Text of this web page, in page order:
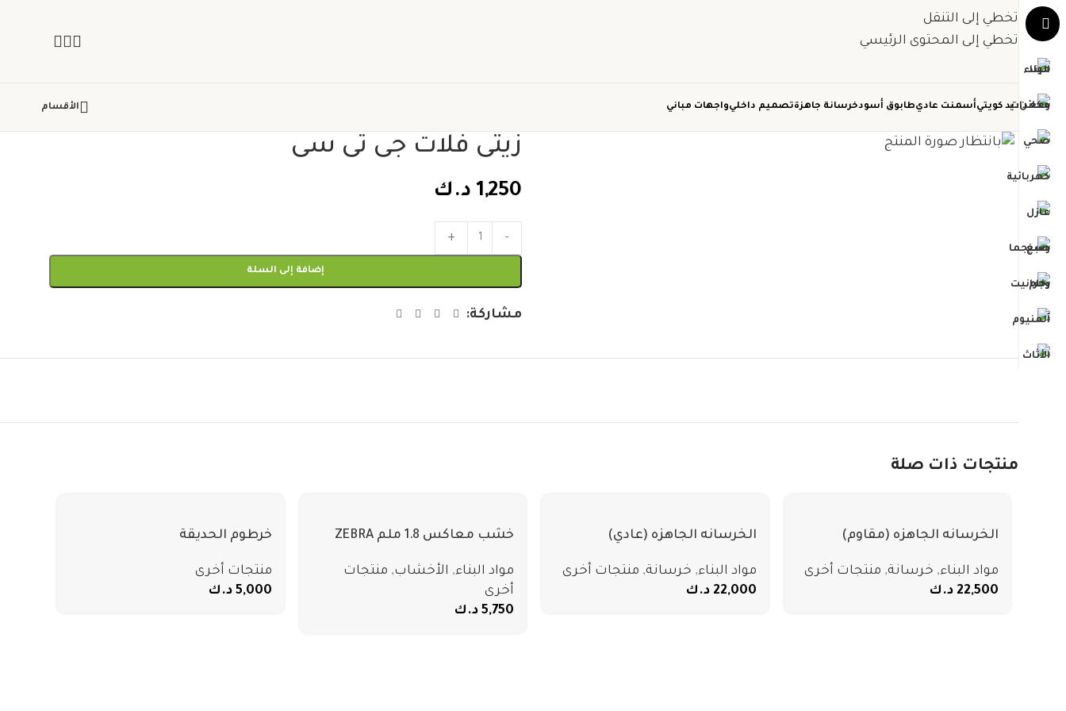
تخطي إلى التنقل
تخطي إلى المحتوى الرئيسي
حديد كويتيأسمنت عاديطابوق أسودخرسانة جاهزةتصميم داخليواجهات مباني الأقسام
زيتى فلات جى تى سى
1,250 د.ك
إضافة إلى السلة
مشاركة:
منتجات ذات صلة
الخرسانه الجاهزه (مقاوم)
مواد البناء, خرسانة, منتجات أخرى
22,500 د.ك
الخرسانه الجاهزه (عادي)
مواد البناء, خرسانة, منتجات أخرى
22,000 د.ك
خشب معاكس 1.8 ملم ZEBRA
مواد البناء, الأخشاب, منتجات
أخرى
5,750 د.ك
خرطوم الحديقة
منتجات أخرى
5,000 د.ك